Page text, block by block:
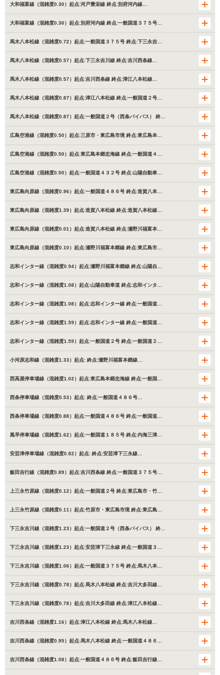
大和福富線（混雑度0.30）起点:河戸豊栄線 終点:別府河内線…
大和福富線（混雑度0.30）起点:別府河内線 終点:一般国道３７５号…
馬木八本松線（混雑度0.72）起点:一般国道３７５号 終点:下三永吉…
馬木八本松線（混雑度0.57）起点:下三永吉川線 終点:吉川西条線…
馬木八本松線（混雑度0.57）起点:吉川西条線 終点:津江八本松線…
馬木八本松線（混雑度0.87）起点:津江八本松線 終点:一般国道２号…
馬木八本松線（混雑度0.87）起点:一般国道２号（西条バイパス） 終…
広島空港線（混雑度0.50）起点:三原市・東広島市境 終点:東広島本…
広島空港線（混雑度0.50）起点:東広島本郷忠海線 終点:一般国道４…
広島空港線（混雑度0.50）起点:一般国道４３２号 終点:山陽自動車…
東広島向原線（混雑度0.96）起点:一般国道４８６号 終点:造賀八本…
東広島向原線（混雑度1.39）起点:造賀八本松線 終点:造賀八本松線…
東広島向原線（混雑度0.01）起点:造賀八本松線 終点:瀬野川福富本…
東広島向原線（混雑度0.10）起点:瀬野川福富本郷線 終点:東広島市…
志和インター線（混雑度0.94）起点:瀬野川福富本郷線 終点:山陽自…
志和インター線（混雑度1.08）起点:山陽自動車道 終点:志和インタ…
志和インター線（混雑度1.08）起点:志和インター線 終点:一般国道…
志和インター線（混雑度1.59）起点:志和インター線 終点:一般国道…
志和インター線（混雑度1.59）起点:一般国道２号 終点:一般国道２…
小河原志和線（混雑度1.33）起点: 終点:瀬野川福富本郷線…
西高屋停車場線（混雑度1.02）起点:東広島本郷忠海線 終点:一般国…
西条停車場線（混雑度0.53）起点: 終点:一般国道４８６号…
西条停車場線（混雑度0.88）起点:一般国道４８６号 終点:一般国道…
風早停車場線（混雑度1.62）起点:一般国道１８５号 終点:内海三津…
安芸津停車場線（混雑度0.82）起点: 終点:安芸津下三永線…
飯田吉行線（混雑度0.89）起点:吉川西条線 終点:一般国道３７５号…
上三永竹原線（混雑度0.12）起点:一般国道２号 終点:東広島市・竹…
上三永竹原線（混雑度0.11）起点:竹原市・東広島市境 終点:東広島…
下三永吉川線（混雑度1.23）起点:一般国道２号（西条バイパス） 終…
下三永吉川線（混雑度1.23）起点:安芸津下三永線 終点:一般国道３…
下三永吉川線（混雑度1.06）起点:一般国道３７５号 終点:馬木八本…
下三永吉川線（混雑度0.78）起点:馬木八本松線 終点:吉川大多田線…
下三永吉川線（混雑度0.78）起点:吉川大多田線 終点:津江八本松線…
吉川西条線（混雑度1.16）起点:津江八本松線 終点:馬木八本松線…
吉川西条線（混雑度0.95）起点:馬木八本松線 終点:一般国道４８６…
吉川西条線（混雑度1.08）起点:一般国道４８６号 終点:飯田吉行線…